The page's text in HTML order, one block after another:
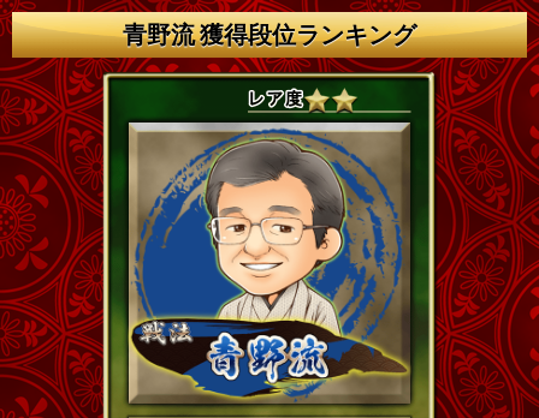
青野流 獲得段位ランキング